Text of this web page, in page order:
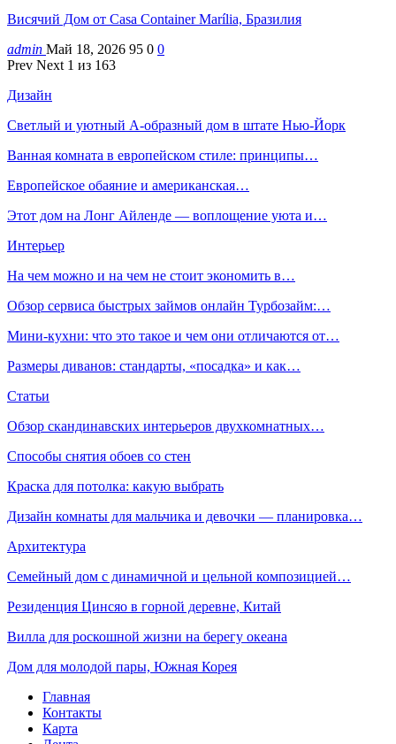
Висячий Дом от Casa Container Marília, Бразилия
admin Май 18, 2026 95 0 0
Prev Next 1 из 163
Дизайн
Светлый и уютный А-образный дом в штате Нью-Йорк
Ванная комната в европейском стиле: принципы…
Европейское обаяние и американская…
Этот дом на Лонг Айленде — воплощение уюта и…
Интерьер
На чем можно и на чем не стоит экономить в…
Обзор сервиса быстрых займов онлайн Турбозайм:…
Мини-кухни: что это такое и чем они отличаются от…
Размеры диванов: стандарты, «посадка» и как…
Статьи
Обзор скандинавских интерьеров двухкомнатных…
Способы снятия обоев со стен
Краска для потолка: какую выбрать
Дизайн комнаты для мальчика и девочки — планировка…
Архитектура
Семейный дом с динамичной и цельной композицией…
Резиденция Цинсяо в горной деревне, Китай
Вилла для роскошной жизни на берегу океана
Дом для молодой пары, Южная Корея
Главная
Контакты
Карта